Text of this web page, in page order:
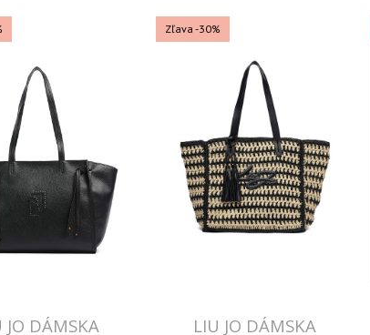
JO DÁMSKA
Zľava -30%
LIU JO DÁMSKA